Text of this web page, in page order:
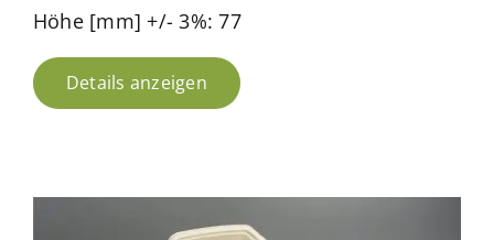
Höhe [mm] +/- 3%: 77
Details anzeigen